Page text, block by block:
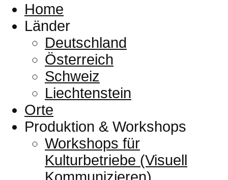
Home
Länder
Deutschland
Österreich
Schweiz
Liechtenstein
Orte
Produktion & Workshops
Workshops für
Kulturbetriebe (Visuell